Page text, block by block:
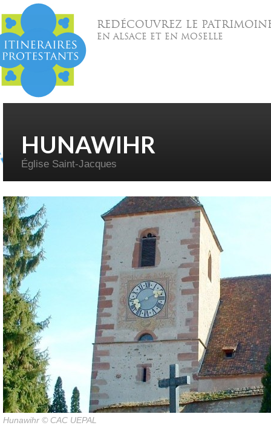
REDÉCOUVREZ LE
EN ALSACE ET EN MOSELLE
HUNAWIHR
Église Saint-Jacques
Hunawihr © CAC UEPAL